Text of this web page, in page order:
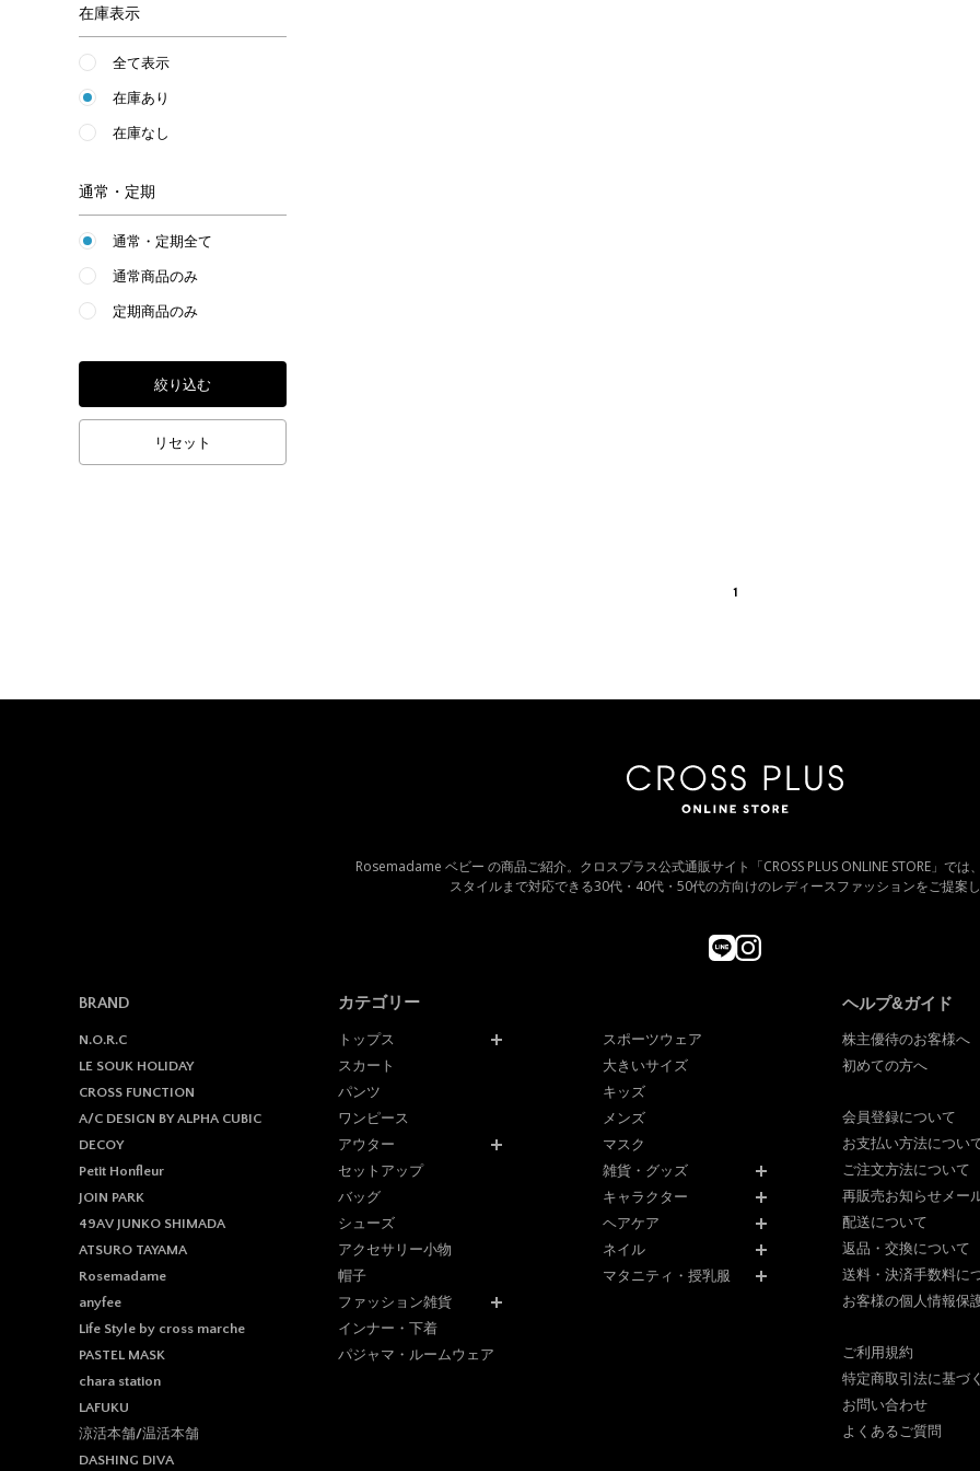
在庫表示
全て表示
在庫あり
在庫なし
通常・定期
通常・定期全て
通常商品のみ
定期商品のみ
絞り込む
リセット
1
Rosemadame ベビー の商品ご紹介。クロスプラス公式通販サイト「CROSS PLUS ONLINE STORE」では
スタイルまで対応できる30代・40代・50代の方向けのレディースファッションをご提案し
BRAND
N.O.R.C
LE SOUK HOLIDAY
CROSS FUNCTION
A/C DESIGN BY ALPHA CUBIC
DECOY
Petit Honfleur
JOIN PARK
49AV JUNKO SHIMADA
ATSURO TAYAMA
Rosemadame
anyfee
Life Style by cross marche
PASTEL MASK
chara station
LAFUKU
涼活本舗/温活本舗
DASHING DIVA
カテゴリー
トップス
スカート
パンツ
ワンピース
アウター
セットアップ
バッグ
シューズ
アクセサリー小物
帽子
ファッション雑貨
インナー・下着
パジャマ・ルームウェア
スポーツウェア
大きいサイズ
キッズ
メンズ
マスク
雑貨・グッズ
キャラクター
ヘアケア
ネイル
マタニティ・授乳服
ヘルプ&ガイド
株主優待のお客様へ
初めての方へ
会員登録について
お支払い方法につい
ご注文方法について
再販売お知らせメー
配送について
返品・交換について
送料・決済手数料に
お客様の個人情報保
ご利用規約
特定商取引法に基づ
お問い合わせ
よくあるご質問